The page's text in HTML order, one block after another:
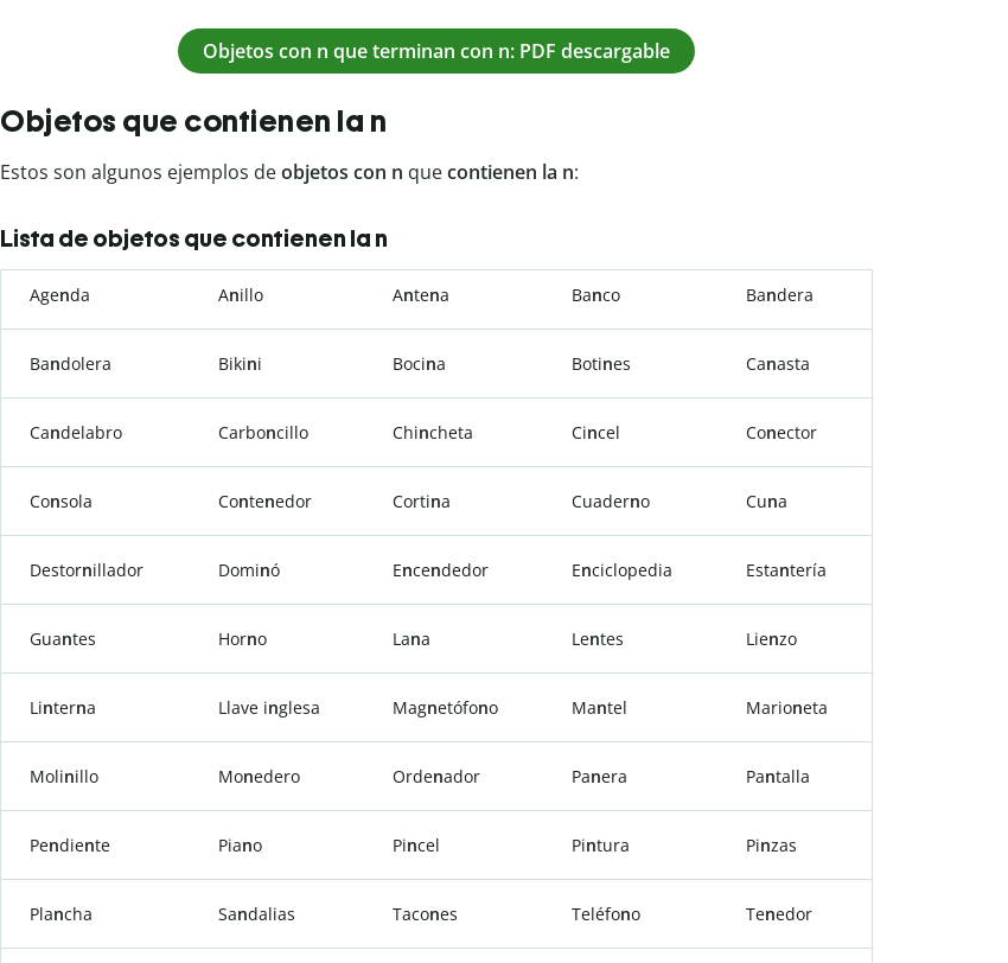
Objetos con n que terminan con n: PDF descargable
Objetos que contienen la n
Estos son algunos ejemplos deobjetos con n quecontienen la n:
Lista de objetos que contienen la n
Agenda Anillo Antena Banco Bandera
Bandolera Bikini Bocina Botines Canasta
Candelabro Carboncillo Chincheta Cincel Conector
Consola Contenedor Cortina Cuaderno Cuna
Destornillador Dominó Encendedor Enciclopedia Estantería
Guantes Horno Lana Lentes Lienzo
Linterna Llave inglesa Magnetófono Mantel Marioneta
Molinillo Monedero Ordenador Panera Pantalla
Pendiente Piano Pincel Pintura Pinzas
Plancha Sandalias Tacones Teléfono Tenedor